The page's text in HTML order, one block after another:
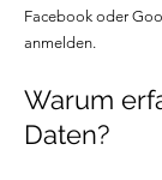
Facebook oder
anmelden.
Warum
Daten?